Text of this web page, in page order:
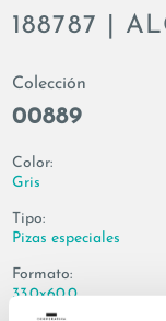
188787 |
Colección
00889
Color:
Gris
Tipo:
Pizas especiales
Formato:
33.0x60.0